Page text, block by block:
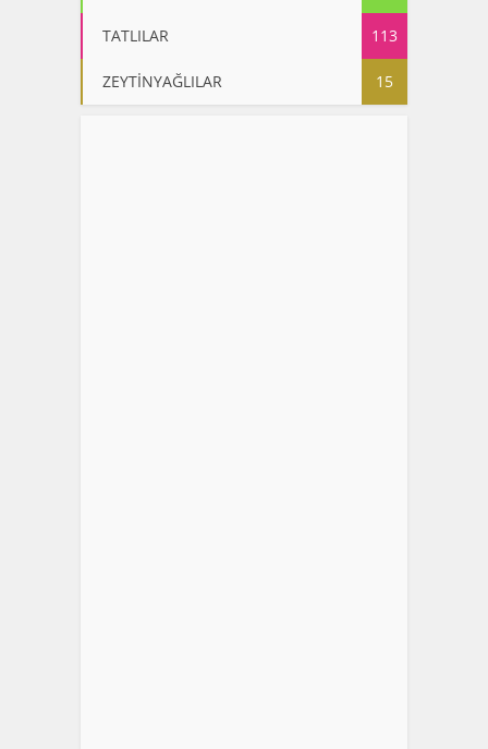
TATLILAR 113
ZEYTİNYAĞLILAR 15